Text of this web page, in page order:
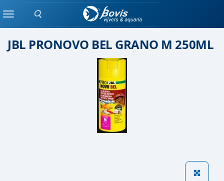
Zoeken
MenuDroog voer
JBL PRONOVO BEL GRANO M 250ML